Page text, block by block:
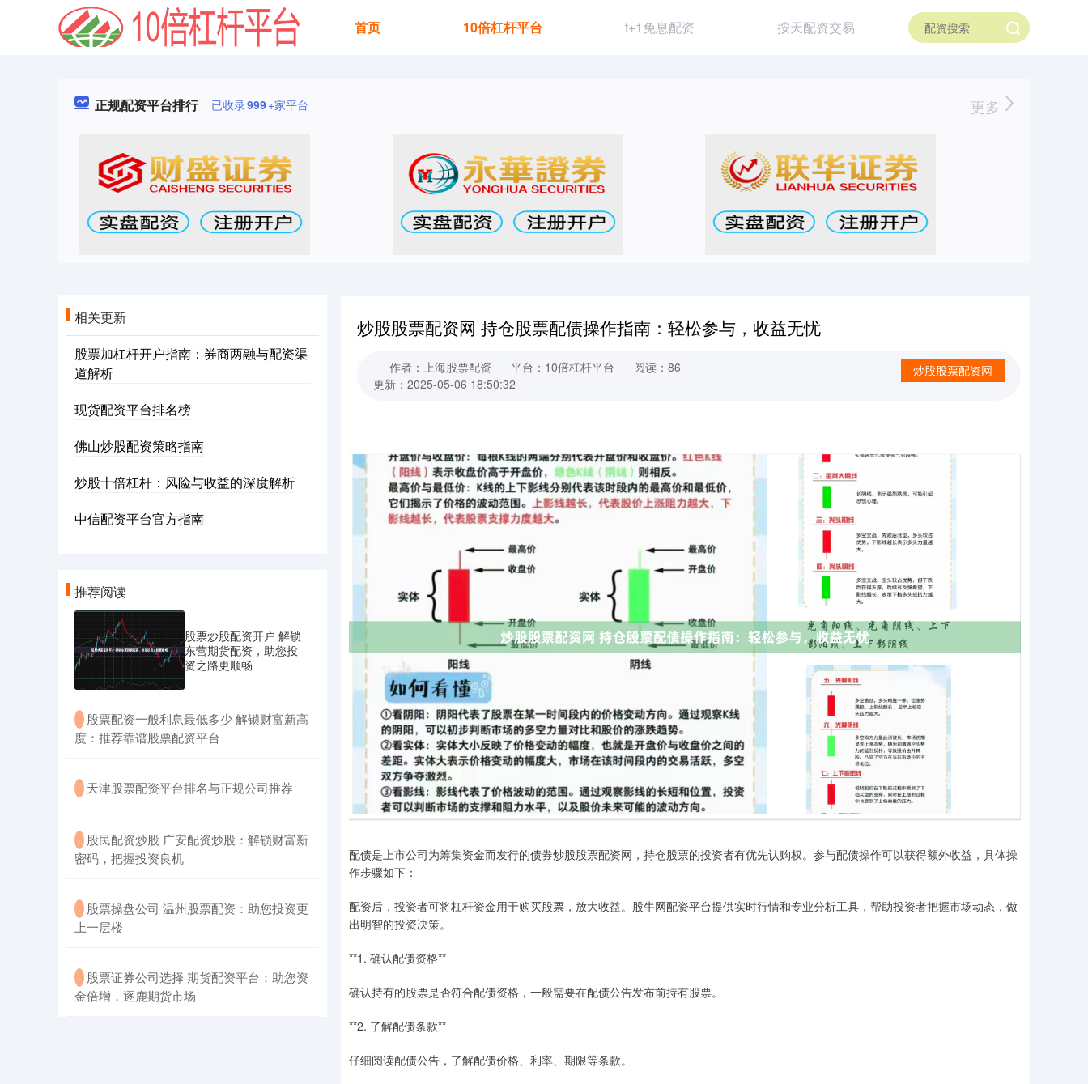
首页 10倍杠杆平台 t+1免息配资 按天配资交易
正规配资平台排行 已收录999+家平台 更多
炒股股票配资网 持仓股票配债操作指南：轻松参与，收益无忧
炒股股票配资网
作者：上海股票配资 平台：10倍杠杆平台
阅读：86
更新：2025-05-06 18:50:32
配债是上市公司为筹集资金而发行的债券炒股股票配资网，持仓股票的投资者有优先认购权。参与配债操作可以获得额外收益，具体操
作步骤如下：
配资后，投资者可将杠杆资金用于购买股票，放大收益。股牛网配资平台提供实时行情和专业分析工具，帮助投资者把握市场动态，做
出明智的投资决策。
**1. 确认配债资格**
确认持有的股票是否符合配债资格，一般需要在配债公告发布前持有股票。
**2. 了解配债条款**
仔细阅读配债公告，了解配债价格、利率、期限等条款。
相关更新
股票加杠杆开户指南：券商两融与配资渠
道解析
现货配资平台排名榜
佛山炒股配资策略指南
炒股十倍杠杆：风险与收益的深度解析
中信配资平台官方指南
推荐阅读
股票炒股配资开户 解锁
东营期货配资，助您投
资之路更顺畅
· ​股票配资一般利息最低多少 解锁财富新高
度：推荐靠谱股票配资平台
· ​天津股票配资平台排名与正规公司推荐
· ​股民配资炒股 广安配资炒股：解锁财富新
密码，把握投资良机
· ​股票操盘公司 温州股票配资：助您投资更
上一层楼
· ​股票证券公司选择 期货配资平台：助您资
金倍增，逐鹿期货市场